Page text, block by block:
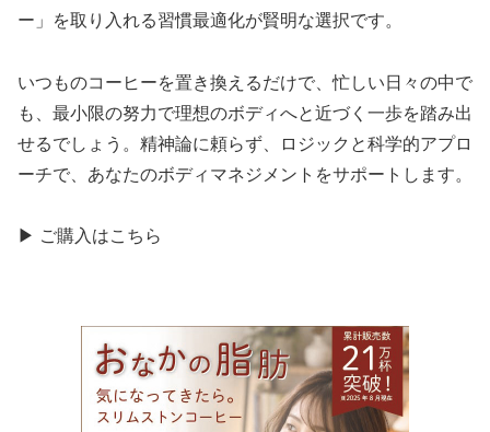
ー」を取り入れる習慣最適化が賢明な選択です。
いつものコーヒーを置き換えるだけで、忙しい日々の中で
も、最小限の努力で理想のボディへと近づく一歩を踏み出
せるでしょう。精神論に頼らず、ロジックと科学的アプロ
ーチで、あなたのボディマネジメントをサポートします。
▶ ご購入はこちら